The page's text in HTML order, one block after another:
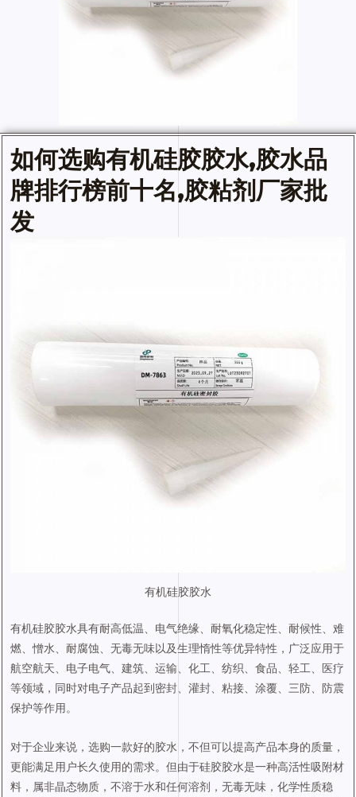
如何选购有机硅胶胶水,胶水品
牌排行榜前十名,胶粘剂厂家批
发
有机硅胶胶水
有机硅胶胶水具有耐高低温、电气绝缘、耐氧化稳定性、耐候性、难
燃、憎水、耐腐蚀、无毒无味以及生理惰性等优异特性，广泛应用于
航空航天、电子电气、建筑、运输、化工、纺织、食品、轻工、医疗
等领域，同时对电子产品起到密封、灌封、粘接、涂覆、三防、防震
保护等作用。
对于企业来说，选购一款好的胶水，不但可以提高产品本身的质量，
更能满足用户长久使用的需求。但由于硅胶胶水是一种高活性吸附材
料，属非晶态物质，不溶于水和任何溶剂，无毒无味，化学性质稳